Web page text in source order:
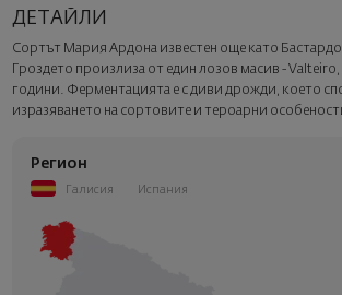
Куриер на Seewines до адрес в рамките
Изненадайте със стил
Добавете луксозна подаръчна опаковка и
картичка с ваше пожелание. Изберете тази
ДЕТАЙЛИ
Сортът Мария Ардона известен още като
Гроздето произлиза от един лозов масив -
години. Ферментацията е с диви дрожди, което
изразяването на сортовите и тероарни
Регион
Галисия Испания